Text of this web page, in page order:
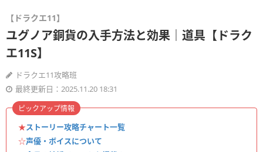
【ドラクエ11】
ユグノア銅貨の入手方法と効果｜道具【ドラク
エ11S】
ドラクエ11攻略班
最終更新日：2025.11.20 18:31
★ストーリー攻略チャート一覧
☆声優・ボイスについて
ピックアップ情報